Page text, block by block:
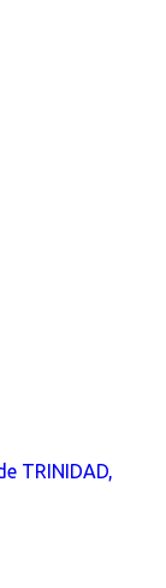
TRINIDAD,